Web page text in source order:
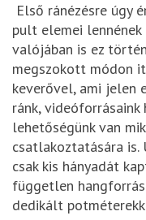
Első ránézésre úgy
pult elemei
valójában is ez
megszokott módon
keverővel, ami jelen
ránk,
lehetőségünk van
csatlakoztatására
csak kis hányadát
független
dedikált